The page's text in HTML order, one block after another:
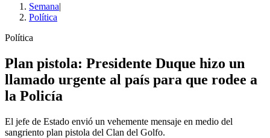
Semana|
Política
Política
Plan pistola: Presidente Duque hizo un
llamado urgente al país para que rodee a
la Policía
El jefe de Estado envió un vehemente mensaje en medio del
sangriento plan pistola del Clan del Golfo.